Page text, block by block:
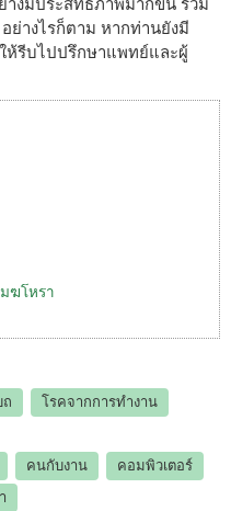
ย่างไรก็ตาม หากท่านยังมี
ห้รีบไปปรึกษาแพทย์และผู้
ฆโหรา
ถ
โรคจากการทำงาน
คนกับงาน
คอมพิวเตอร์